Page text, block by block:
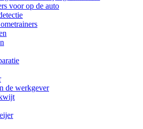
voor op de auto
de werkgever